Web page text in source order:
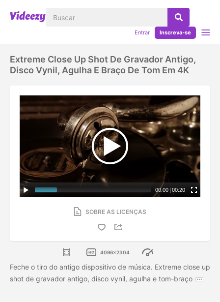
Entrar Inscreva-se
Extreme Close Up Shot De Gravador Antigo,
Disco Vynil, Agulha E Braço De Tom Em 4K
00:00 | 00:20
SOBRE AS LICENÇAS
4096x2304
Feche o tiro do antigo dispositivo de música. Extreme close up
shot de gravador antigo, disco vynil, agulha e tom-braço